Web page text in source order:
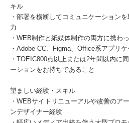
キル
・部署を横断してコミュニケーション
力
・WEB制作と紙媒体制作の両方に携わ
・Adobe CC、Figma、Office系アプリ
・TOEIC800点以上または2年間以内に
ーションをお持ちであること
望ましい経験・スキル
・WEBサイトリニューアルや改善のア
ンデザイナー経験